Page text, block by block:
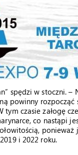
spędzi w stoczni.
powinny
czasie załogę
co nastąpi
i 2022 roku.